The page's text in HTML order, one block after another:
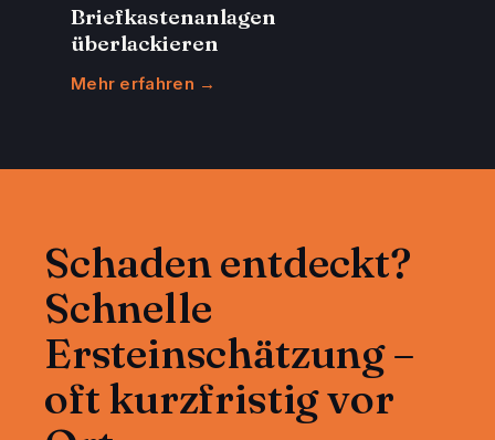
Briefkastenanlagen
überlackieren
Mehr erfahren →
Schaden entdeckt?
Schnelle
Ersteinschätzung –
oft kurzfristig vor